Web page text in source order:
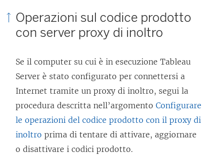
Operazioni sul codice prodotto
con server proxy di inoltro
Se il computer su cui è in esecuzione Tableau
Server è stato configurato per connettersi a
Internet tramite un proxy di inoltro, segui la
procedura descritta nell’argomento Configurare
le operazioni del codice prodotto con il proxy di
inoltro prima di tentare di attivare, aggiornare
o disattivare i codici prodotto.